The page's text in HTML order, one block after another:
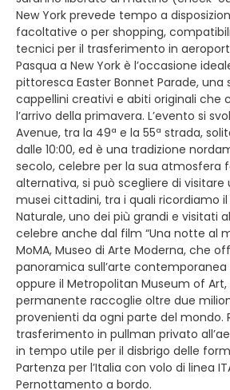
New York prevede tempo a
facoltative o per shopping,
tecnici per il trasferimento in
Pasqua a New York è l’occasione
pittoresca Easter Bonnet Parade,
cappellini creativi e abiti originali che
l’arrivo della primavera. L’evento si
Avenue, tra la 49ª e la 55ª strada,
dalle 10:00, ed è una tradizione
secolo, celebre per la sua atmosfera
alternativa, si può scegliere di visitare
musei cittadini, tra i quali ricordiamo il
Naturale, uno dei più grandi e visitati
celebre anche dal film “Una notte al
MoMA, Museo di Arte Moderna, che
panoramica sull’arte contemporanea
oppure il Metropolitan Museum of
permanente raccoglie oltre due
provenienti da ogni parte del mondo.
trasferimento in pullman privato
in tempo utile per il disbrigo delle
Partenza per l’Italia con volo di linea
Pernottamento a bordo.